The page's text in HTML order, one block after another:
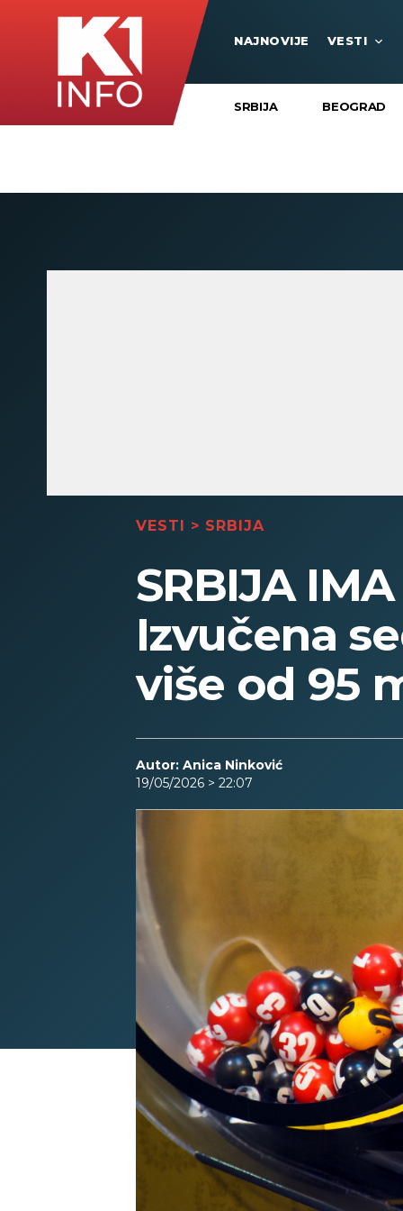
NAJNOVIJE VESTI
SRBIJA BEOGRAD
VESTI > SRBIJA
SRBIJA
Izvučena
više od 95
Autor: Anica Ninković
19/05/2026 > 22:07